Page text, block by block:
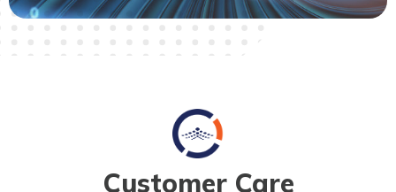
Customer Care